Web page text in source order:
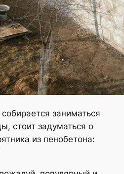
заниматься
стоит задуматься о
из пенобетона: